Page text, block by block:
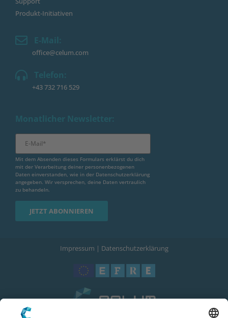
Produkt-Initiativen
E-Mail:
office@celum.com
Telefon:
+43 732 716 529
Monatlicher Newsletter:
Mit dem Absenden dieses Formulars erklärst du dich
mit der Verarbeitung deiner personenbezogenen
Daten einverstanden, wie in der Datenschutzerklärung
angegeben. Wir versprechen, deine Daten vertraulich
zu behandeln.
Impressum | Datenschutzerklärung